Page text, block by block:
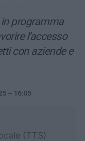
programma
l’accesso
con aziende e
– 16:05
(TTS)